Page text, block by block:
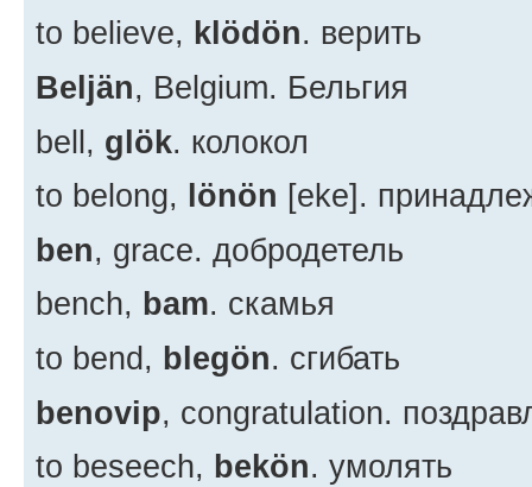
to believe, klödön. верить
Beljän, Belgium. Бельгия
bell, glök. колокол
to belong, lönön [eke].
ben, grace. добродетель
bench, bam. скамья
to bend, blegön. сгибать
benovip, congratulation.
to beseech, bekön. умолять